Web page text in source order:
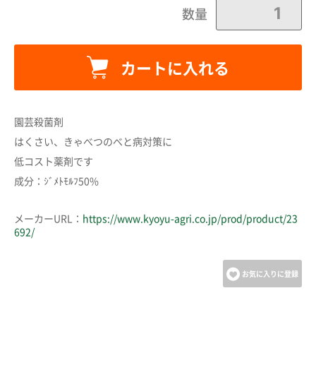
数量
カートに入れる
カートに追加しました。
カートへ進む
園芸殺菌剤
はくさい、きゃべつのべと病対策に
低コスト薬剤です
成分：ｼﾞﾒﾄﾓﾙﾌ50%
メーカーURL： https://www.kyoyu-agri.co.jp/prod/product/23
692/
お気に入りに登録